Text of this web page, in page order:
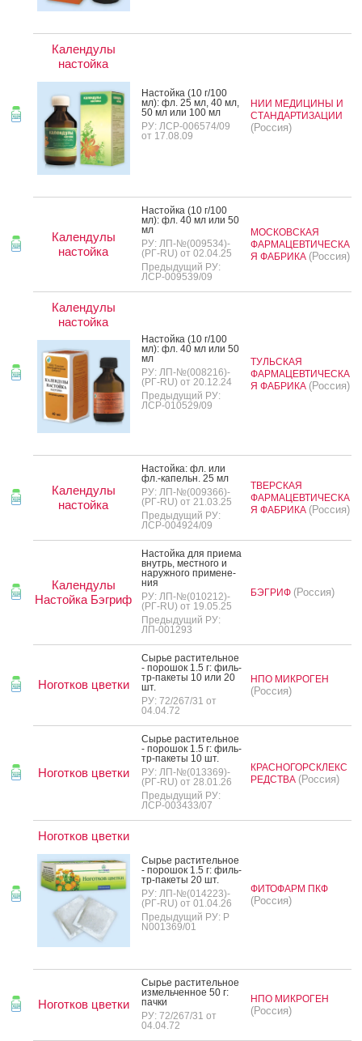
Календулы
настойка
Нас­той­ка (10 г/100
мл): фл. 25 мл, 40 мл,
50 мл или 100 мл
РУ: ЛСР-006574/09
от 17.08.09
НИИ МЕДИЦИНЫ И
СТАНДАРТИЗАЦИИ
(Россия)
Календулы
настойка
Нас­той­ка (10 г/100
мл): фл. 40 мл или 50
мл
РУ: ЛП-№(009534)-
(РГ-RU) от 02.04.25
Предыдущий РУ:
ЛСР-009539/09
МОСКОВСКАЯ
ФАРМАЦЕВТИЧЕСКА
Я ФАБРИКА (Россия)
Календулы
настойка
Нас­той­ка (10 г/100
мл): фл. 40 мл или 50
мл
РУ: ЛП-№(008216)-
(РГ-RU) от 20.12.24
Предыдущий РУ:
ЛСР-010529/09
ТУЛЬСКАЯ
ФАРМАЦЕВТИЧЕСКА
Я ФАБРИКА (Россия)
Календулы
настойка
Нас­той­ка: фл. или
фл.-ка­пельн. 25 мл
РУ: ЛП-№(009366)-
(РГ-RU) от 21.03.25
Предыдущий РУ:
ЛСР-004924/09
ТВЕРСКАЯ
ФАРМАЦЕВТИЧЕСКА
Я ФАБРИКА (Россия)
Календулы
Настойка Бэгриф
Нас­той­ка для при­ема
внутрь, мес­тно­го и
на­руж­но­го при­мене­
ния
РУ: ЛП-№(010212)-
(РГ-RU) от 19.05.25
Предыдущий РУ:
ЛП-001293
БЭГРИФ (Россия)
Ноготков цветки
Сырье рас­ти­тель­ное
- по­рошок 1.5 г: филь­
тр-па­кеты 10 или 20
шт.
РУ: 72/267/31 от
04.04.72
НПО МИКРОГЕН
(Россия)
Ноготков цветки
Сырье рас­ти­тель­ное
- по­рошок 1.5 г: филь­
тр-па­кеты 10 шт.
РУ: ЛП-№(013369)-
(РГ-RU) от 28.01.26
Предыдущий РУ:
ЛСР-003433/07
КРАСНОГОРСКЛЕКС
РЕДСТВА (Россия)
Ноготков цветки
Сырье рас­ти­тель­ное
- по­рошок 1.5 г: филь­
тр-па­кеты 20 шт.
РУ: ЛП-№(014223)-
(РГ-RU) от 01.04.26
Предыдущий РУ: Р
N001369/01
ФИТОФАРМ ПКФ
(Россия)
Ноготков цветки
Сырье рас­ти­тель­ное
из­мель­чен­ное 50 г:
пач­ки
РУ: 72/267/31 от
04.04.72
НПО МИКРОГЕН
(Россия)